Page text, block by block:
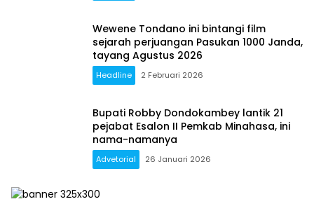
Wewene Tondano ini bintangi film
sejarah perjuangan Pasukan 1000 Janda,
tayang Agustus 2026
Headline 2 Februari 2026
Bupati Robby Dondokambey lantik 21
pejabat Esalon II Pemkab Minahasa, ini
nama-namanya
Advetorial 26 Januari 2026